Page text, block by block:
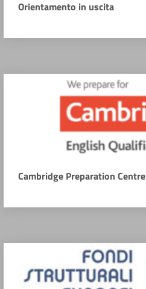
Orientamento in uscita
Cambridge Preparation Centre